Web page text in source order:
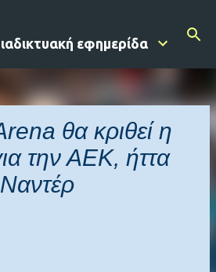
στο κύριο περιεχόμενο
εφημερίδα
θα κριθεί η
την ΑΕΚ, ήττα